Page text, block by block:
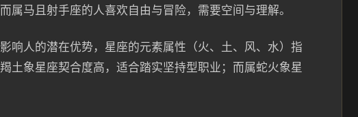
属马且射手座的人喜欢自由与冒险，需要空间与理解。
响人的潜在优势，星座的元素属性（火、土、风、水）指
土象星座契合度高，适合踏实坚持型职业；而属蛇火象星